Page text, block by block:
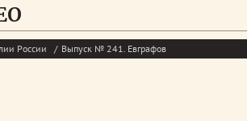
России Выпуск № 241. Евграфов